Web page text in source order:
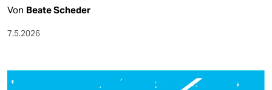
shop
fragen & hilfe
abo
Von Beate Scheder
7.5.2026